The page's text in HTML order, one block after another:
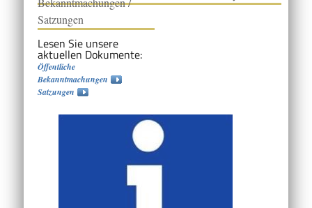
Satzungen
Lesen Sie unsere
aktuellen Dokumente:
Öffentliche
Bekanntmachungen
Satzungen